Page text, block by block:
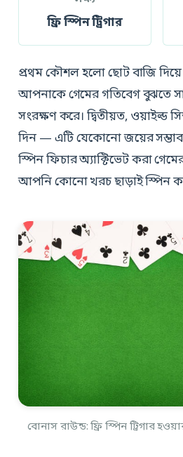
ফ্রি স্পিন ট্রিগার
প্রথম কৌশল হলো ছোট বাজি
আপনাকে গেমের গতিবেগ বুঝতে
সংরক্ষণ করে। দ্বিতীয়ত, ওয়াইল্ড
দিন — এটি যেকোনো জয়ের
স্পিন ফিচার অ্যাক্টিভেট করা
আপনি কোনো খরচ ছাড়াই স্পিন
বোনাস রাউন্ড: ফ্রি স্পিন ট্রিগার